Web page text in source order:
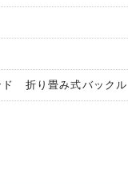
ド 折り畳み式バックル